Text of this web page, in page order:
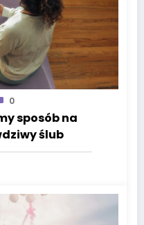
0
sposób na
ślub